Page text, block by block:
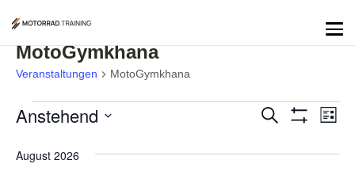
MotoGymkhana
Veranstaltungen MotoGymkhana
Suche
Suche
Liste
Anstehend
August 2026